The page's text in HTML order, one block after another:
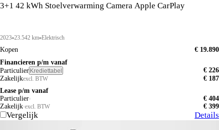
3+1 42 kWh Stoelverwarming Camera Apple CarPlay
2023 23.542 km Elektrisch
Kopen
€ 19.890
Financieren p/m vanaf
Particulier Krediettabel
€ 226
Zakelijkexcl. BTW
€ 187
Lease p/m vanaf
Particulier
€ 404
Zakelijk excl. BTW € 399
Vergelijk Details